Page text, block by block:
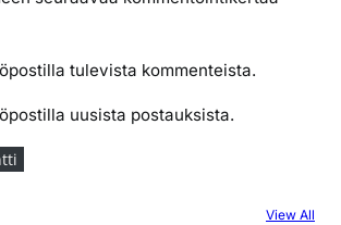
tulevista kommenteista.
uusista postauksista.
View All